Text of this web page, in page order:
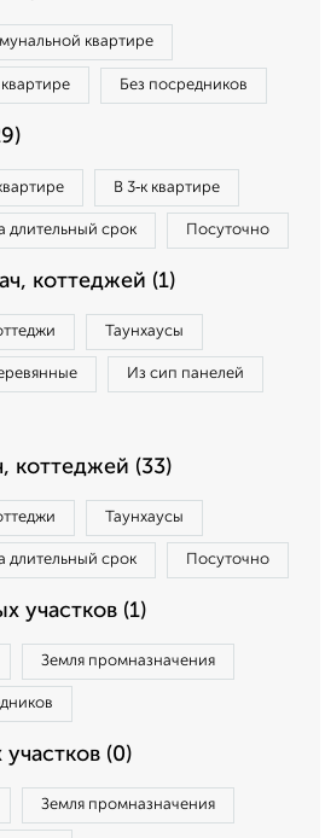
квартире
квартире Без посредников
В 3‑к квартире
длительный срок Посуточно
коттеджей (1)
Таунхаусы
Из сип панелей
коттеджей (33)
Таунхаусы
длительный срок Посуточно
участков (1)
Земля промназначения
(0)
Земля промназначения